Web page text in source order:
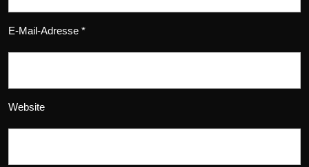
E-Mail-Adresse *
Website